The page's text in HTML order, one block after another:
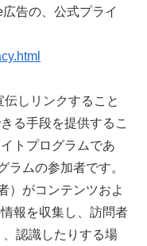
告の、公式プライ
しリンクすること
る手段を提供するこ
トプログラムであ
ラムの参加者です。
）がコンテンツおよ
報を収集し、訪問者
認識したりする場